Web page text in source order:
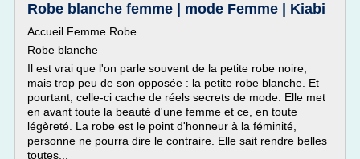
Robe blanche femme | mode Femme | Kiabi
Accueil Femme Robe
Robe blanche
Il est vrai que l'on parle souvent de la petite robe noire,
mais trop peu de son opposée : la petite robe blanche. Et
pourtant, celle-ci cache de réels secrets de mode. Elle met
en avant toute la beauté d'une femme et ce, en toute
légèreté. La robe est le point d'honneur à la féminité,
personne ne pourra dire le contraire. Elle sait rendre belles
toutes...